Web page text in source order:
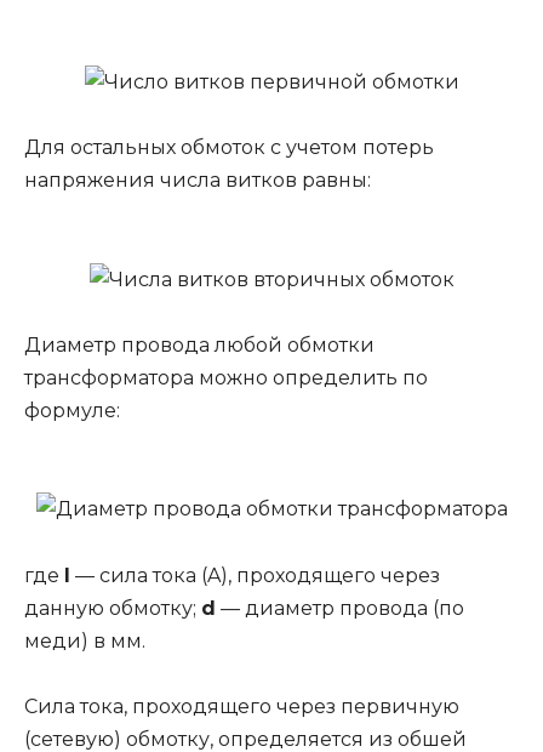
Для остальных обмоток с учетом потерь
напряжения числа витков равны:
Диаметр провода любой обмотки
трансформатора можно определить по
формуле:
где I — сила тока (A), проходящего через
данную обмотку; d — диаметр провода (по
меди) в мм.
Сила тока, проходящего через первичную
(сетевую) обмотку, определяется из обшей